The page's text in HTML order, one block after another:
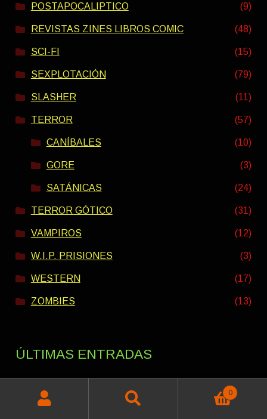
POSTAPOCALIPTICO (9)
REVISTAS ZINES LIBROS COMIC (48)
SCI-FI (15)
SEXPLOTACIÓN (79)
SLASHER (11)
TERROR (57)
CANÍBALES (10)
GORE (3)
SATÁNICAS (24)
TERROR GÓTICO (31)
VAMPIROS (12)
W.I.P. PRISIONES (3)
WESTERN (17)
ZOMBIES (13)
ÚLTIMAS ENTRADAS
PACK VERANO INTERESTELAR 2026
Buscar
0